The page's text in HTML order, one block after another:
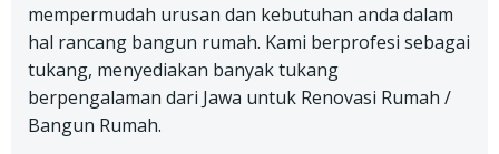
mempermudah urusan dan kebutuhan anda dalam
hal rancang bangun rumah. Kami berprofesi sebagai
tukang, menyediakan banyak tukang
berpengalaman dari Jawa untuk Renovasi Rumah /
Bangun Rumah.